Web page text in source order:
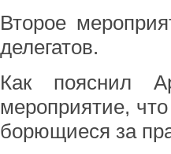
Второе
делегатов.
Как пояснил
мероприятие,
борющиеся за